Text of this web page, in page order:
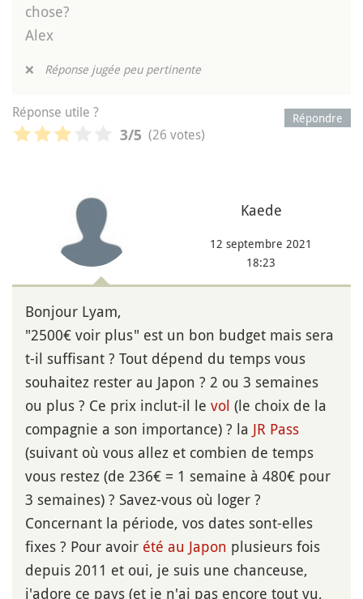
chose?
Alex
❌ Réponse jugée peu pertinente
Répondre
Réponse utile ?
3/5 (26 votes)
Kaede
12 septembre 2021
18:23
Bonjour Lyam,
"2500€ voir plus" est un bon budget mais sera
t-il suffisant ? Tout dépend du temps vous
souhaitez rester au Japon ? 2 ou 3 semaines
ou plus ? Ce prix inclut-il le vol (le choix de la
compagnie a son importance) ? la JR Pass
(suivant où vous allez et combien de temps
vous restez (de 236€ = 1 semaine à 480€ pour
3 semaines) ? Savez-vous où loger ?
Concernant la période, vos dates sont-elles
fixes ? Pour avoir été au Japon plusieurs fois
depuis 2011 et oui, je suis une chanceuse,
j'adore ce pays (et je n'ai pas encore tout vu,